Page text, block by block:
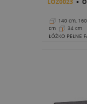
LOZ0023
140 cm,
cm
34 cm
ŁÓŻKO PEŁNE